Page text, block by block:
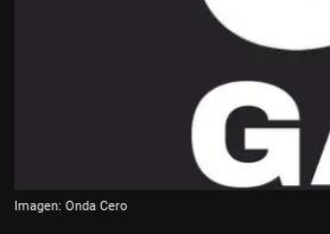
Imagen: Onda Cero